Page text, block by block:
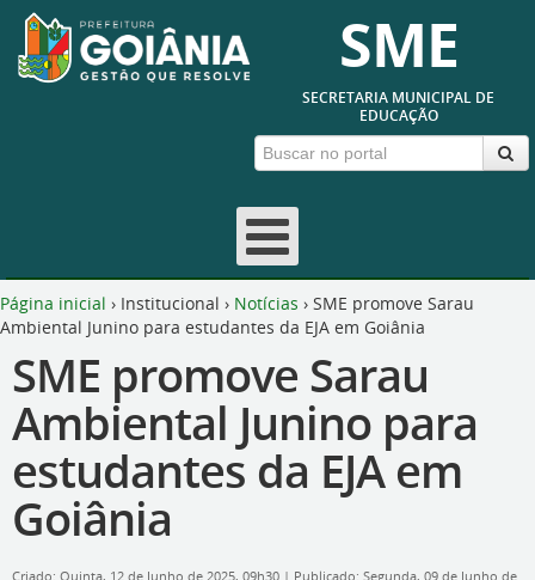
SME
SECRETARIA MUNICIPAL DE
EDUCAÇÃO
Página inicial › Institucional › Notícias › SME promove Sarau
Ambiental Junino para estudantes da EJA em Goiânia
SME promove Sarau
Ambiental Junino para
estudantes da EJA em
Goiânia
Criado: Quinta, 12 de Junho de 2025, 09h30 | Publicado: Segunda, 09 de Junho de